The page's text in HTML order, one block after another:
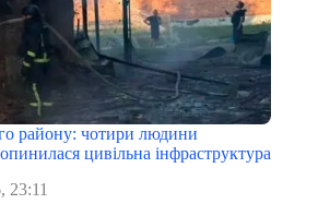
району: чотири людини
цивільна інфраструктура
23:11